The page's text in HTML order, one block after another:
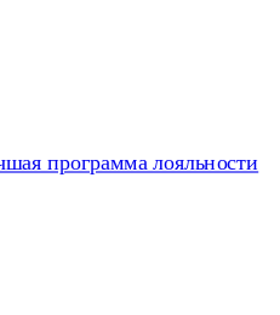
программа лояльности